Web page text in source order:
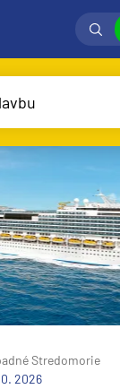
Stredomorie
2026